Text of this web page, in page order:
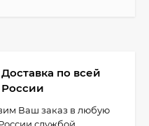
Доставка по всей
России
Ваш заказ в любую